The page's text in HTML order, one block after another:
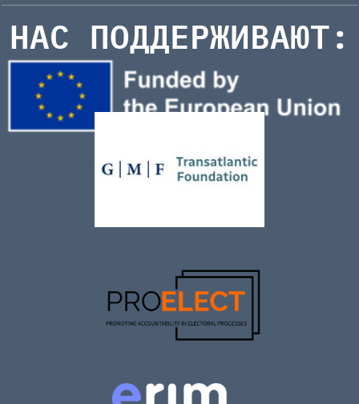
НАС ПОДДЕРЖИВАЮТ: